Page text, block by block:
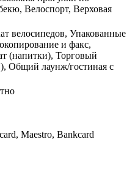
Велоспорт, Верховая
велосипедов, Упакованные
и факс,
(напитки), Торговый
Общий лаунж/гостиная с
Maestro, Bankcard